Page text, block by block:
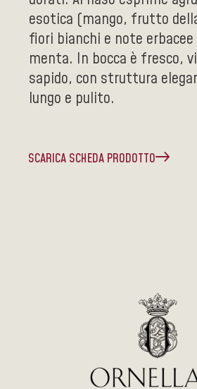
esotica (mango, frutto
fiori bianchi e note erbacee
menta. In bocca è fresco,
sapido, con struttura
lungo e pulito.
SCARICA SCHEDA PRODOTTO